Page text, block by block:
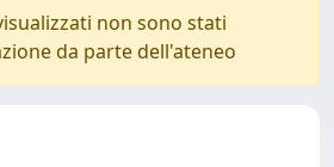
non sono stati
da parte dell'ateneo